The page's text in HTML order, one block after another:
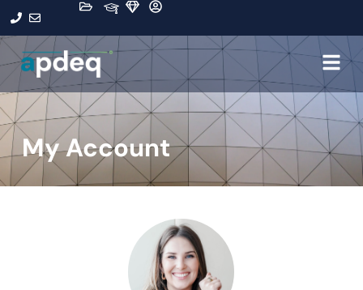
My Account